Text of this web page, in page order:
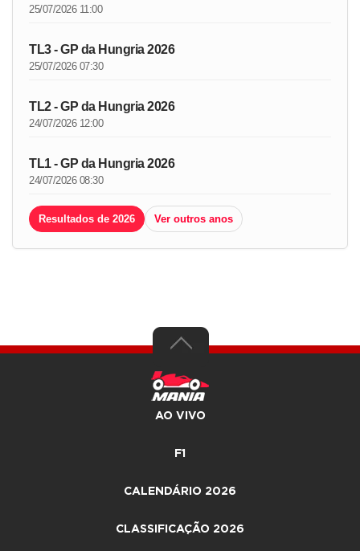
25/07/2026 11:00
TL3 - GP da Hungria 2026
25/07/2026 07:30
TL2 - GP da Hungria 2026
24/07/2026 12:00
TL1 - GP da Hungria 2026
24/07/2026 08:30
Resultados de 2026 Ver outros anos
AO VIVO
F1
CALENDÁRIO 2026
CLASSIFICAÇÃO 2026